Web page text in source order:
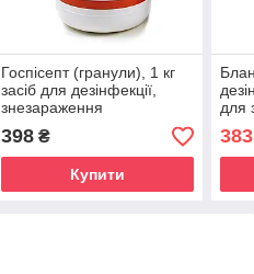
Госпісепт (гранули), 1 кг
засіб для дезінфекції,
знезараження
використаних медичних
виробів
398₴
Купити
для
383